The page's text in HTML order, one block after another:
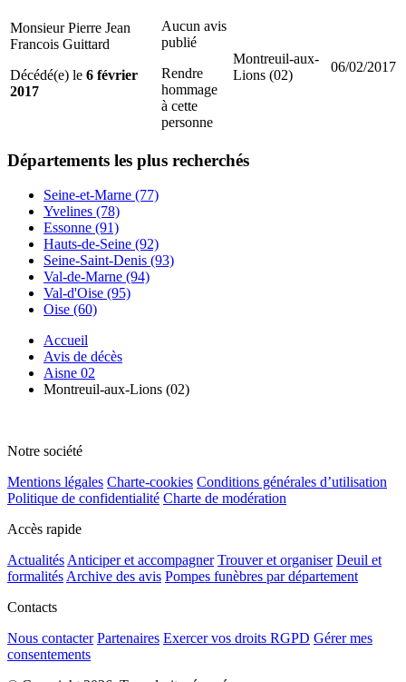
Monsieur Pierre Jean
Francois Guittard
Décédé(e) le 6 février
2017
Aucun avis
publié
Rendre
hommage
à cette
personne
Montreuil-aux-
Lions (02)
06/02/2017
Départements les plus recherchés
Seine-et-Marne (77)
Yvelines (78)
Essonne (91)
Hauts-de-Seine (92)
Seine-Saint-Denis (93)
Val-de-Marne (94)
Val-d'Oise (95)
Oise (60)
Accueil
Avis de décès
Aisne 02
Montreuil-aux-Lions (02)
Notre société
Mentions légales Charte-cookies Conditions générales d’utilisation
Politique de confidentialité Charte de modération
Accès rapide
Actualités Anticiper et accompagner Trouver et organiser Deuil et
formalités Archive des avis Pompes funèbres par département
Contacts
Nous contacter Partenaires Exercer vos droits RGPD Gérer mes
consentements